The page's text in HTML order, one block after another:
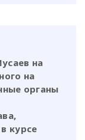
на
на
органы
курсе